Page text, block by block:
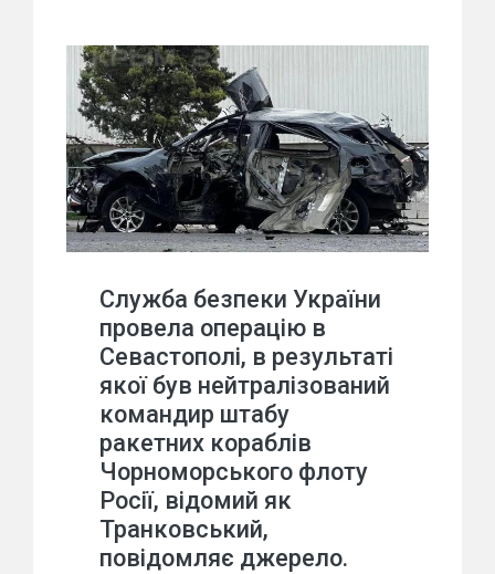
Служба безпеки України
провела операцію в
Севастополі, в результаті
якої був нейтралізований
командир штабу
ракетних кораблів
Чорноморського флоту
Росії, відомий як
Транковський,
повідомляє джерело.